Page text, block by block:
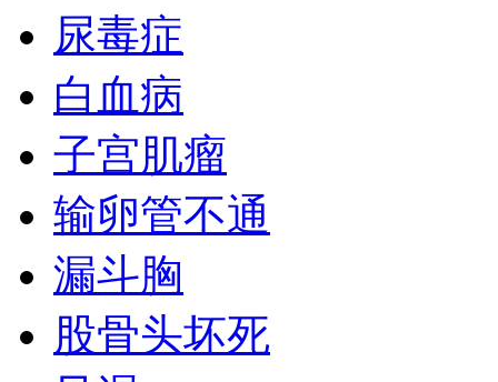
尿毒症
白血病
子宫肌瘤
输卵管不通
漏斗胸
股骨头坏死